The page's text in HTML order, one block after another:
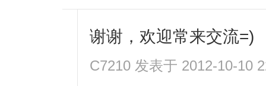
谢谢，欢迎常来交流=)
C7210 发表于 2012-10-10